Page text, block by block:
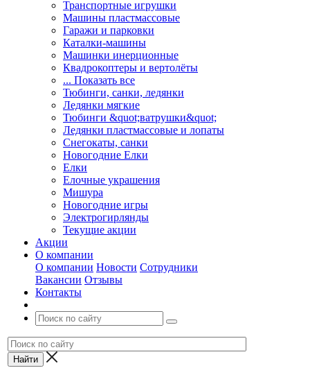
Транспортные игрушки
Машины пластмассовые
Гаражи и парковки
Каталки-машины
Машинки инерционные
Квадрокоптеры и вертолёты
... Показать все
Тюбинги, санки, ледянки
Ледянки мягкие
Тюбинги &quot;ватрушки&quot;
Ледянки пластмассовые и лопаты
Снегокаты, санки
Новогодние Елки
Елки
Елочные украшения
Мишура
Новогодние игры
Электрогирлянды
Текущие акции
Акции
О компании
О компании Новости Сотрудники
Вакансии Отзывы
Контакты